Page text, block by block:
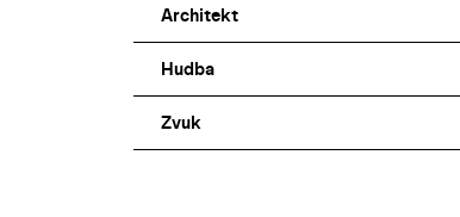
Architekt
Hudba
Zvuk